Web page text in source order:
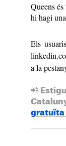
Queens
hi hagi
Els
a la
📲
gratuïta